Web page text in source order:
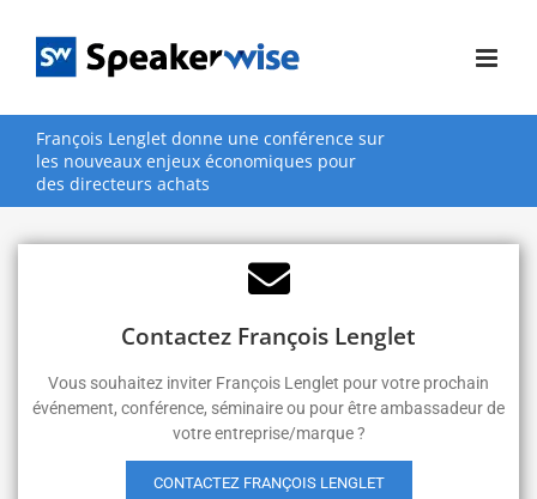
contenu
François Lenglet donne une conférence sur
les nouveaux enjeux économiques pour
des directeurs achats
Contactez François Lenglet
Vous souhaitez inviter François Lenglet pour votre prochain
événement, conférence, séminaire ou pour être ambassadeur de
votre entreprise/marque ?
CONTACTEZ FRANÇOIS LENGLET